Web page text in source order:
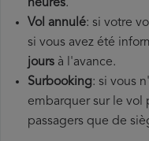
heures.
Vol annulé: si votre
si vous avez été
jours à l'avance.
Surbooking: si vous
embarquer sur le vol
passagers que de